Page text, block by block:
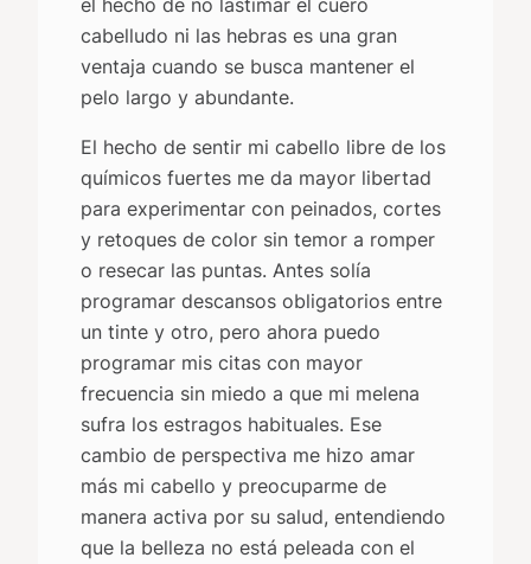
el hecho de no lastimar el cuero
cabelludo ni las hebras es una gran
ventaja cuando se busca mantener el
pelo largo y abundante.
El hecho de sentir mi cabello libre de los
químicos fuertes me da mayor libertad
para experimentar con peinados, cortes
y retoques de color sin temor a romper
o resecar las puntas. Antes solía
programar descansos obligatorios entre
un tinte y otro, pero ahora puedo
programar mis citas con mayor
frecuencia sin miedo a que mi melena
sufra los estragos habituales. Ese
cambio de perspectiva me hizo amar
más mi cabello y preocuparme de
manera activa por su salud, entendiendo
que la belleza no está peleada con el